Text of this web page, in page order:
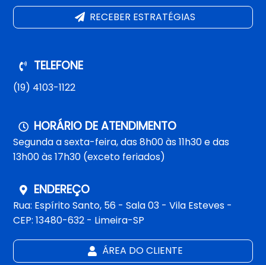
RECEBER ESTRATÉGIAS
TELEFONE
(19) 4103-1122
HORÁRIO DE ATENDIMENTO
Segunda a sexta-feira, das 8h00 às 11h30 e das
13h00 às 17h30 (exceto feriados)
ENDEREÇO
Rua: Espírito Santo, 56 - Sala 03 - Vila Esteves -
CEP: 13480-632 - Limeira-SP
ÁREA DO CLIENTE